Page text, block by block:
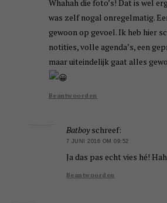
Whahah die foto’s! Dat is wel
was zelf nogal onregelmatig.
gewoon op gevoel. Ik heb hier
notities, volle agenda’s, een
maar uiteindelijk gaat alles
Beantwoorden
Batboy schreef:
7 JUNI 2016 OM 09:52
Ja das pas echt vies hé!
Beantwoorden